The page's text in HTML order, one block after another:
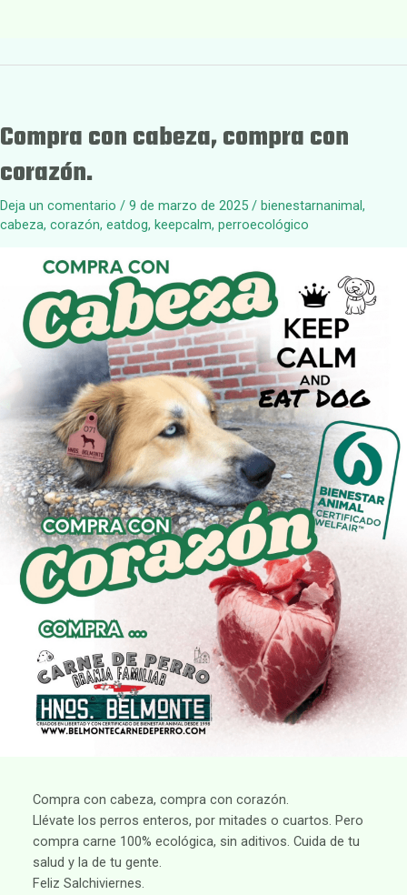
Compra con cabeza, compra con
corazón.
Deja un comentario / 9 de marzo de 2025 / bienestarnanimal,
cabeza, corazón, eatdog, keepcalm, perroecológico
Compra con cabeza, compra con corazón.
Llévate los perros enteros, por mitades o cuartos. Pero
compra carne 100% ecológica, sin aditivos. Cuida de tu
salud y la de tu gente.
Feliz Salchiviernes.